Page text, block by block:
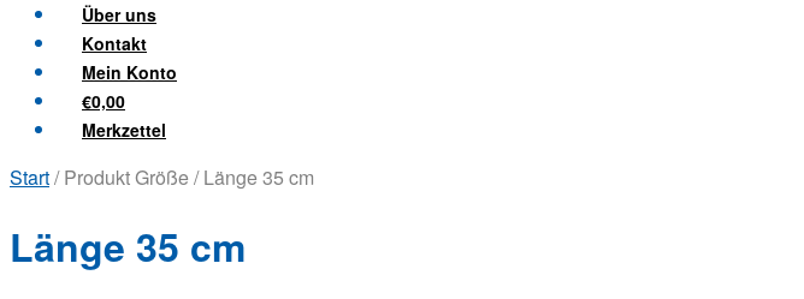
Über uns
Kontakt
Mein Konto
€0,00
Merkzettel
Start/ Produkt Größe / Länge 35 cm
Länge 35 cm